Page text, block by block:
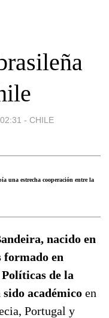
- CHILE
una estrecha cooperación entre la
nacido en
formado en
de la
académico en
Portugal y